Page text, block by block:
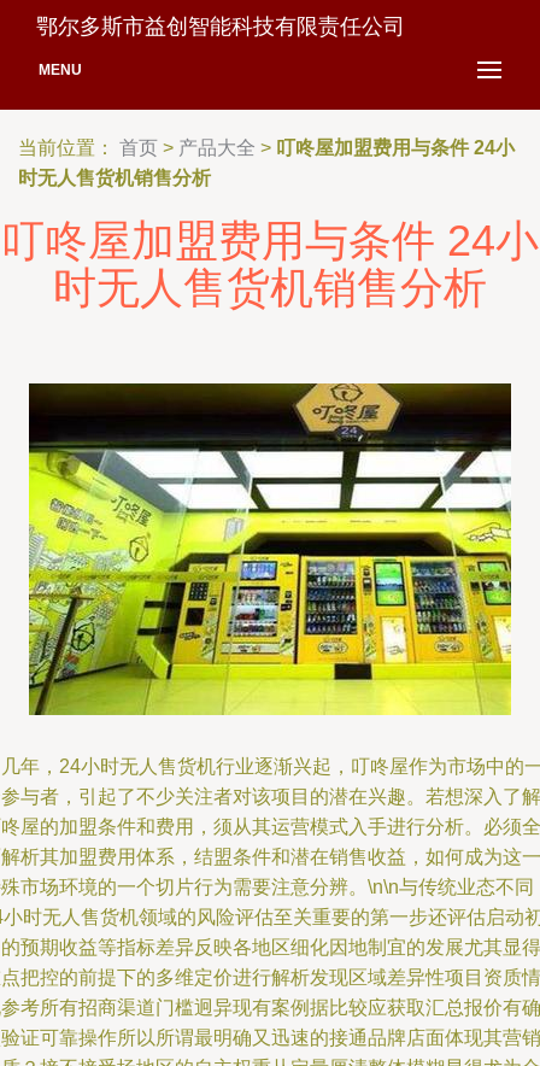
鄂尔多斯市益创智能科技有限责任公司
MENU
当前位置： 首页 > 产品大全 > 叮咚屋加盟费用与条件 24小
时无人售货机销售分析
叮咚屋加盟费用与条件 24小
时无人售货机销售分析
年，24小时无人售货机行业逐渐兴起，叮咚屋作为市场中的
与者，引起了不少关注者对该项目的潜在兴趣。若想深入了解
屋的加盟条件和费用，须从其运营模式入手进行分析。必须全
析其加盟费用体系，结盟条件和潜在销售收益，如何成为这一
市场环境的一个切片行为需要注意分辨。\n\n与传统业态不同
时无人售货机领域的风险评估至关重要的第一步还评估启动
预期收益等指标差异反映各地区细化因地制宜的发展尤其显得
把控的前提下的多维定价进行解析发现区域差异性项目资质情
考所有招商渠道门槛迥异现有案例据比较应获取汇总报价有确
证可靠操作所以所谓最明确又迅速的接通品牌店面体现其营销